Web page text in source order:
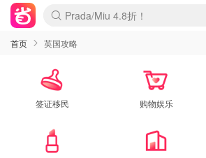
麦卢卡蜂蜜夏促！个位数！
Prada/Miu 4.8折！
啥？必胜客披萨5折！
首页 英国攻略
签证移民 购物娱乐